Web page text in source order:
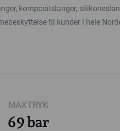
kompositslanger,
til kunder i hele
MAX TRYK
69 bar